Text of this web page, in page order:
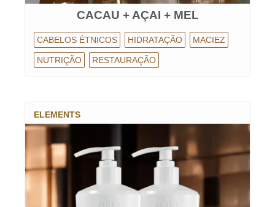
CACAU + AÇAI + MEL
CABELOS ÉTNICOS HIDRATAÇÃO MACIEZ
NUTRIÇÃO RESTAURAÇÃO
ELEMENTS